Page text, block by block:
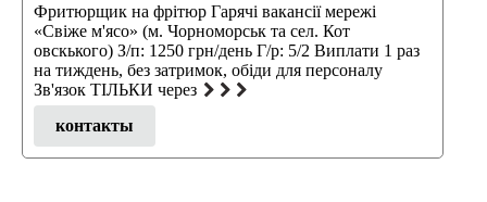
Фритюрщик на фрітюр Гарячі вакансії мережі
«Свіже м'ясо» (м. Чорноморськ та сел. Кот
овскького) З/п: 1250 грн/день Г/р: 5/2 Виплати 1 раз
на тиждень, без затримок, обіди для персоналу
Зв'язок ТІЛЬКИ через
контакты